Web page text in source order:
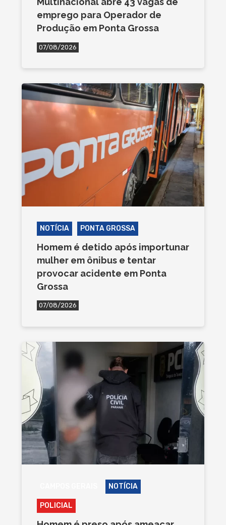
emprego para Operador de
Produção em Ponta Grossa
07/08/2026
NOTÍCIA PONTA GROSSA
Homem é detido após importunar
mulher em ônibus e tentar
provocar acidente em Ponta
Grossa
07/08/2026
NOTÍCIA
POLICIAL